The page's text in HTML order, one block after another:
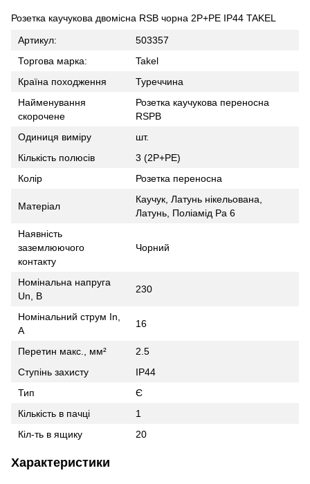
Розетка каучукова двомісна RSB чорна 2Р+РЕ IP44 TAKEL
Артикул:
503357
Торгова марка:
Takel
Країна походження
Туреччина
Найменування
скорочене
Розетка каучукова переносна
RSPB
Одиниця виміру
шт.
Кількість полюсів
3 (2Р+РЕ)
Колір
Розетка переносна
Матеріал
Каучук, Латунь нікельована,
Латунь, Поліамід Pa 6
Наявність
заземлюючого
контакту
Чорний
Номінальна напруга
Un, В
230
Номінальний струм In,
А
16
Перетин макс., мм²
2.5
Ступінь захисту
IP44
Тип
Є
Кількість в пачці
1
Кіл-ть в ящику
20
Характеристики